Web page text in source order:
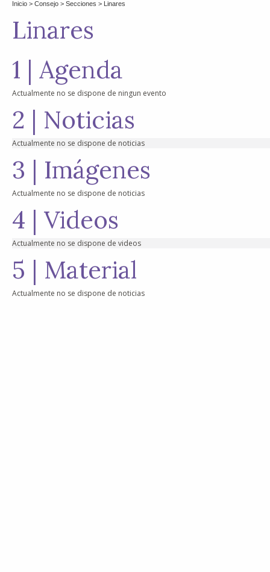
Inicio > Consejo > Secciones > Linares
Linares
1 | Agenda
Actualmente no se dispone de ningun evento
2 | Noticias
Actualmente no se dispone de noticias
3 | Imágenes
Actualmente no se dispone de noticias
4 | Videos
Actualmente no se dispone de videos
5 | Material
Actualmente no se dispone de noticias